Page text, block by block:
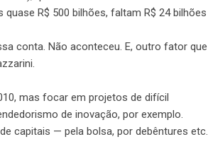
R$ 500 bilhões, faltam R$ 24 bilhões
conta. Não aconteceu. E, outro fator que
mas focar em projetos de difícil
de inovação, por exemplo.
capitais — pela bolsa, por debêntures etc.